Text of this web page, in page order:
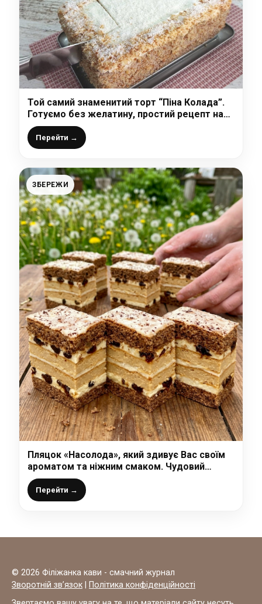
Той самий знаменитий торт “Піна Колада”.
Готуємо без желатину, простий рецепт на
швидку руку
Перейти →
ЗБЕРЕЖИ
Пляцок «Насолода», який здивує Вас своїм
ароматом та ніжним смаком. Чудовий
рецепт від української господині
Перейти →
© 2026 Філіжанка кави - смачний журнал
Зворотній зв’язок
Політика конфіденційності